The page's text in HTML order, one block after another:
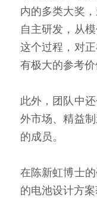
内的多类大奖
自主研发，从
这个过程，对
有极大的参考价
此外，团队中
外市场、精益
的成员。
在陈新虹博士
的电池设计方案